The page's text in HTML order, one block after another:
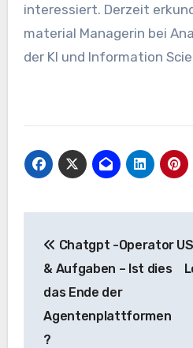
interessiert. Derzeit
material Managerin bei
der KI und Information
Navigation
Chatgpt -Operator
& Aufgaben – Ist dies
das Ende der
Agentenplattformen
?